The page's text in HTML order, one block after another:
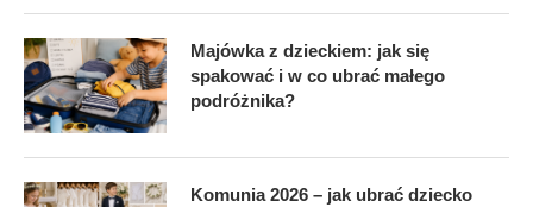
Majówka z dzieckiem: jak się
spakować i w co ubrać małego
podróżnika?
Komunia 2026 – jak ubrać dziecko